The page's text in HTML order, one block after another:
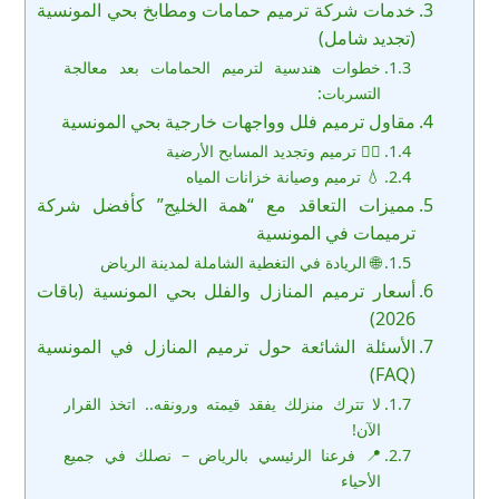
خدمات شركة ترميم حمامات ومطابخ بحي المونسية
(تجديد شامل)
خطوات هندسية لترميم الحمامات بعد معالجة
التسربات:
مقاول ترميم فلل وواجهات خارجية بحي المونسية
🏊‍♂️ ترميم وتجديد المسابح الأرضية
💧 ترميم وصيانة خزانات المياه
مميزات التعاقد مع “همة الخليج” كأفضل شركة
ترميمات في المونسية
🌐 الريادة في التغطية الشاملة لمدينة الرياض
أسعار ترميم المنازل والفلل بحي المونسية (باقات
2026)
الأسئلة الشائعة حول ترميم المنازل في المونسية
(FAQ)
لا تترك منزلك يفقد قيمته ورونقه.. اتخذ القرار
الآن!
📍 فرعنا الرئيسي بالرياض – نصلك في جميع
الأحياء